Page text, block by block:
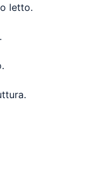
letto.